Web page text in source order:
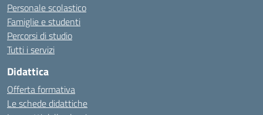
Personale scolastico
Famiglie e studenti
Percorsi di studio
Tutti i servizi
Didattica
Offerta formativa
Le schede didattiche